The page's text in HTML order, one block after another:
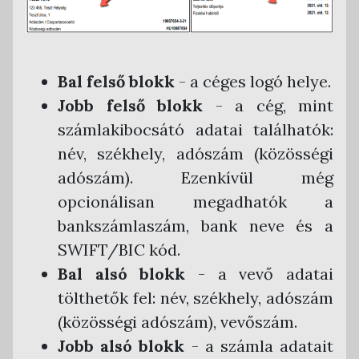
Armada Főkönyv
Novitax Kettős Könyvvitel
RLB 60 Bt. Kettős Könyvvitel
Tensoft Kettős Könyvvitel
Bal felső blokk - a céges logó helye.
Jobb felső blokk - a cég, mint
számlakibocsátó adatai találhatók:
név, székhely, adószám (közösségi
adószám). Ezenkívül még
opcionálisan megadhatók a
bankszámlaszám, bank neve és a
SWIFT/BIC kód.
Bal alsó blokk - a vevő adatai
tölthetők fel: név, székhely, adószám
(közösségi adószám), vevőszám.
Jobb alsó blokk - a számla adatait